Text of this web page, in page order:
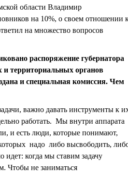
области Владимир
на 10%, о своем отношении
на множество вопросов
распоряжение губернатора
и территориальных органов
и специальная комиссия. Чем
важно давать инструменты к
работать. Мы внутри аппарата
и есть люди, которые понимают,
надо либо высвободить,
идет: когда мы ставим задачу
Чтобы не заниматься